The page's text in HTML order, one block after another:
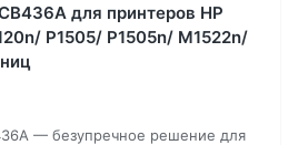
для принтеров HP
P1505/ P1505n/ M1522n/
— безупречное решение для